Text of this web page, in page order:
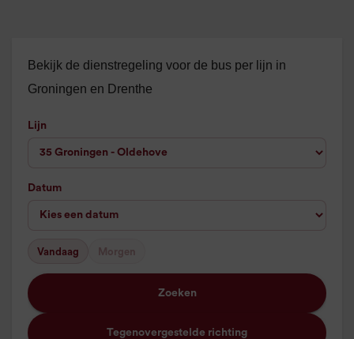
Bekijk de dienstregeling voor de bus per lijn in
Groningen en Drenthe
Lijn
Datum
Vandaag Morgen
Zoeken
Tegenovergestelde richting